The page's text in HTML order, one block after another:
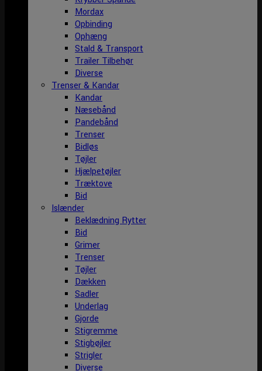
Mordax
Opbinding
Ophæng
Stald & Transport
Trailer Tilbehør
Diverse
Trenser & Kandar
Kandar
Næsebånd
Pandebånd
Trenser
Bidløs
Tøjler
Hjælpetøjler
Træktove
Bid
Islænder
Beklædning Rytter
Bid
Grimer
Trenser
Tøjler
Dækken
Sadler
Underlag
Gjorde
Stigremme
Stigbøjler
Strigler
Diverse